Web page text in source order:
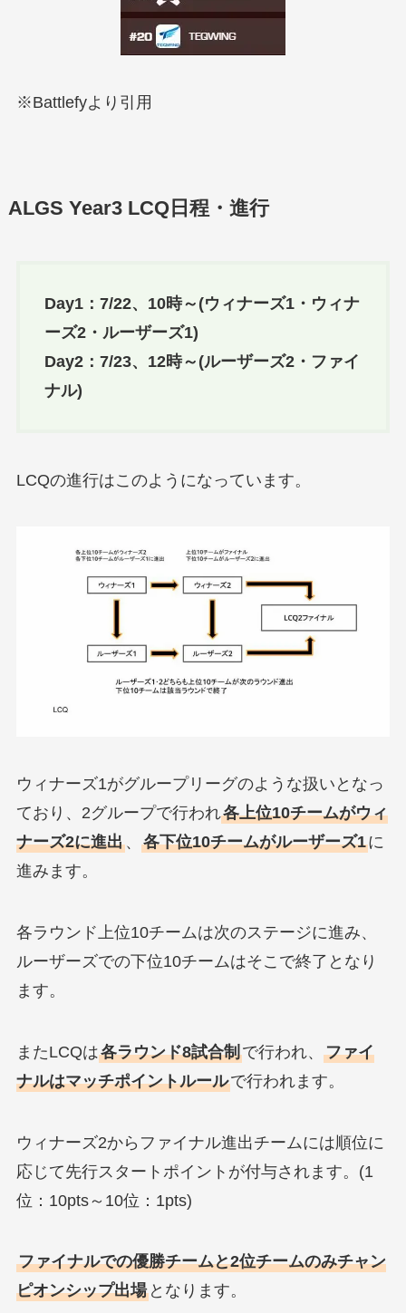
※Battlefyより引用
ALGS Year3 LCQ日程・進行
Day1：7/22、10時～(ウィナーズ1・ウィナ
ーズ2・ルーザーズ1)
Day2：7/23、12時～(ルーザーズ2・ファイ
ナル)
LCQの進行はこのようになっています。
ウィナーズ1がグループリーグのような扱いとなっ
ており、2グループで行われ各上位10チームがウィ
ナーズ2に進出、 各下位10チームがルーザーズ1に
進みます。
各ラウンド上位10チームは次のステージに進み、
ルーザーズでの下位10チームはそこで終了となり
ます。
またLCQは各ラウンド8試合制で行われ、 ファイ
ナルはマッチポイントルールで行われます。
ウィナーズ2からファイナル進出チームには順位に
応じて先行スタートポイントが付与されます。(1
位：10pts～10位：1pts)
ファイナルでの優勝チームと2位チームのみチャン
ピオンシップ出場となります。